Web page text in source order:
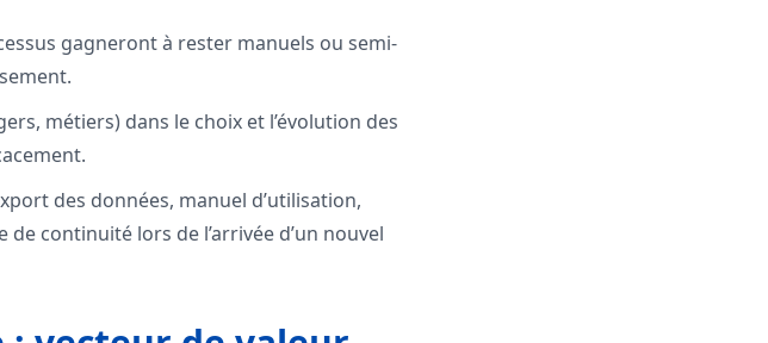
gagneront à rester manuels ou semi-
métiers) dans le choix et l’évolution des
des données, manuel d’utilisation,
continuité lors de l’arrivée d’un nouvel